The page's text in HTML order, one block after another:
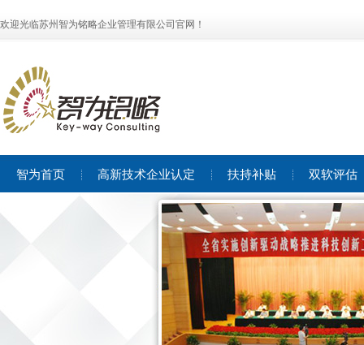
欢迎光临苏州智为铭略企业管理有限公司官网！
智为首页 高新技术企业认定 扶持补贴 双软评估